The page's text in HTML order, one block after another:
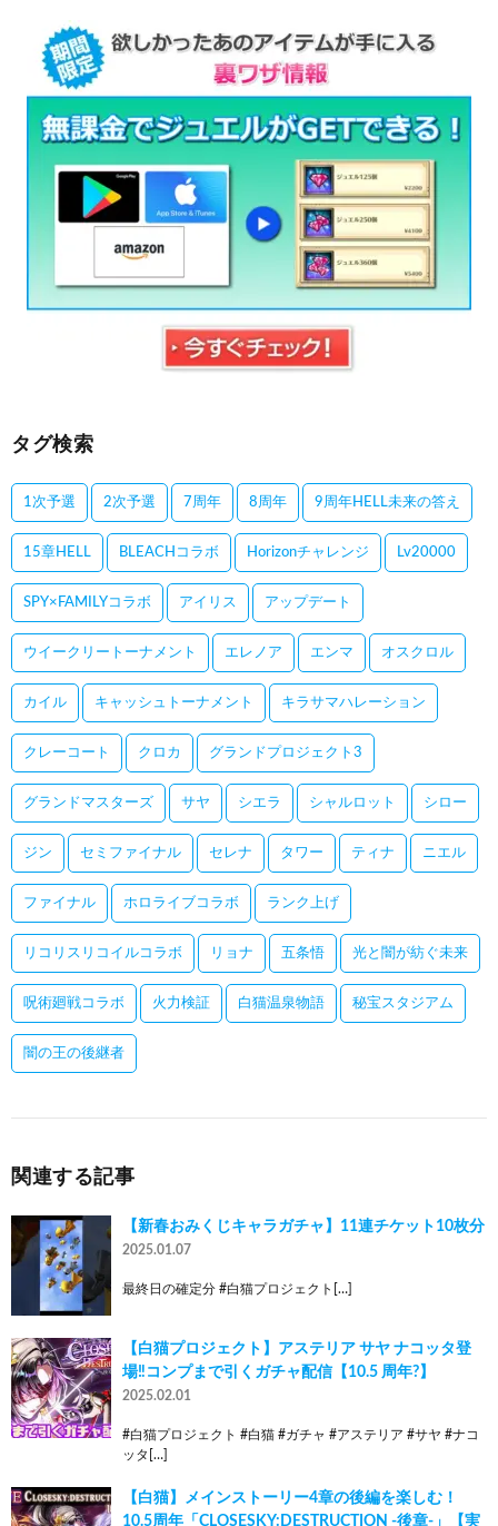
タグ検索
1次予選 2次予選 7周年 8周年 9周年HELL未来の答え
15章HELL BLEACHコラボ Horizonチャレンジ Lv20000
SPY×FAMILYコラボ アイリス アップデート
ウイークリートーナメント エレノア エンマ オスクロル
カイル キャッシュトーナメント キラサマハレーション
クレーコート クロカ グランドプロジェクト3
グランドマスターズ サヤ シエラ シャルロット シロー
ジン セミファイナル セレナ タワー ティナ ニエル
ファイナル ホロライブコラボ ランク上げ
リコリスリコイルコラボ リョナ 五条悟 光と闇が紡ぐ未来
呪術廻戦コラボ 火力検証 白猫温泉物語 秘宝スタジアム
闇の王の後継者
関連する記事
【新春おみくじキャラガチャ】11連チケット10枚分
2025.01.07
最終日の確定分 #白猫プロジェクト[…]
【白猫プロジェクト】アステリア サヤ ナコッタ登
場‼︎コンプまで引くガチャ配信【10.5 周年?】
2025.02.01
#白猫プロジェクト #白猫 #ガチャ #アステリア #サヤ #ナコ
ッタ[…]
【白猫】メインストーリー4章の後編を楽しむ！
10.5周年「CLOSESKY:DESTRUCTION -後章-」【実